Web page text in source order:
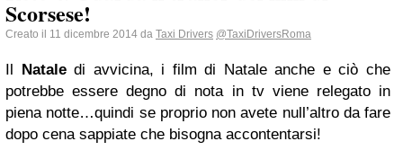
Scorsese!
Creato il 11 dicembre 2014 da Taxi Drivers @TaxiDriversRoma
Il Nataledi avvicina, i film di Natale anche e ciò che
potrebbe essere degno di nota in tv viene relegato in
piena notte…quindi se proprio non avete null’altro da fare
dopo cena sappiate che bisogna accontentarsi!